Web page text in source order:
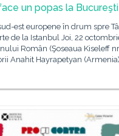
un popas la Bucureşti
est europene în drum spre
de la Istanbul Joi, 22
Român (Şoseaua Kiseleff
Anahit Hayrapetyan